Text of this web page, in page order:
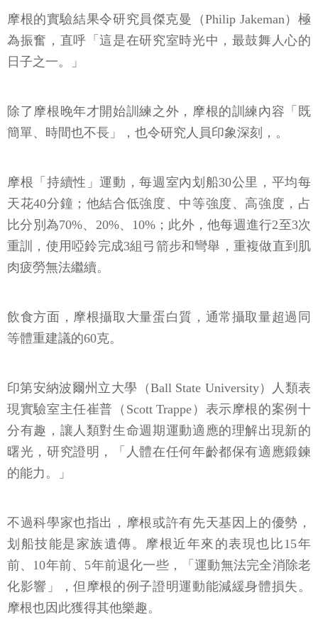
摩根的實驗結果令研究員傑克曼（Philip Jakeman）極
為振奮，直呼「這是在研究室時光中，最鼓舞人心的
日子之一。」
除了摩根晚年才開始訓練之外，摩根的訓練內容「既
簡單、時間也不長」，也令研究人員印象深刻，。
摩根「持續性」運動，每週室內划船30公里，平均每
天花40分鐘；他結合低強度、中等強度、高強度，占
比分別為70%、20%、10%；此外，他每週進行2至3次
重訓，使用啞鈴完成3組弓箭步和彎舉，重複做直到肌
肉疲勞無法繼續。
飲食方面，摩根攝取大量蛋白質，通常攝取量超過同
等體重建議的60克。
印第安納波爾州立大學（Ball State University）人類表
現實驗室主任崔普（Scott Trappe）表示摩根的案例十
分有趣，讓人類對生命週期運動適應的理解出現新的
曙光，研究證明，「人體在任何年齡都保有適應鍛鍊
的能力。」
不過科學家也指出，摩根或許有先天基因上的優勢，
划船技能是家族遺傳。摩根近年來的表現也比15年
前、10年前、5年前退化一些，「運動無法完全消除老
化影響」，但摩根的例子證明運動能減緩身體損失。
摩根也因此獲得其他樂趣。